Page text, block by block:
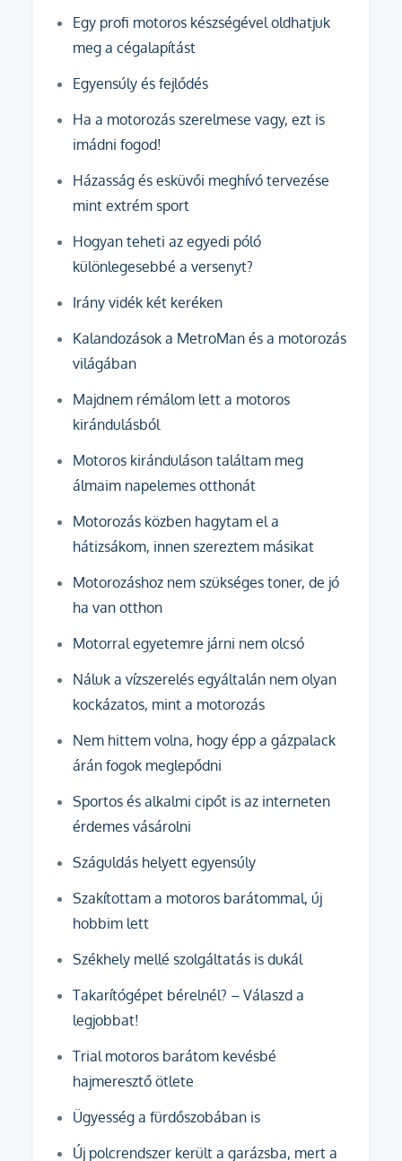
Egy profi motoros készségével oldhatjuk
meg a cégalapítást
Egyensúly és fejlődés
Ha a motorozás szerelmese vagy, ezt is
imádni fogod!
Házasság és esküvői meghívó tervezése
mint extrém sport
Hogyan teheti az egyedi póló
különlegesebbé a versenyt?
Irány vidék két keréken
Kalandozások a MetroMan és a motorozás
világában
Majdnem rémálom lett a motoros
kirándulásból
Motoros kiránduláson találtam meg
álmaim napelemes otthonát
Motorozás közben hagytam el a
hátizsákom, innen szereztem másikat
Motorozáshoz nem szükséges toner, de jó
ha van otthon
Motorral egyetemre járni nem olcsó
Náluk a vízszerelés egyáltalán nem olyan
kockázatos, mint a motorozás
Nem hittem volna, hogy épp a gázpalack
árán fogok meglepődni
Sportos és alkalmi cipőt is az interneten
érdemes vásárolni
Száguldás helyett egyensúly
Szakítottam a motoros barátommal, új
hobbim lett
Székhely mellé szolgáltatás is dukál
Takarítógépet bérelnél? – Válaszd a
legjobbat!
Trial motoros barátom kevésbé
hajmeresztő ötlete
Ügyesség a fürdőszobában is
Új polcrendszer került a garázsba, mert a